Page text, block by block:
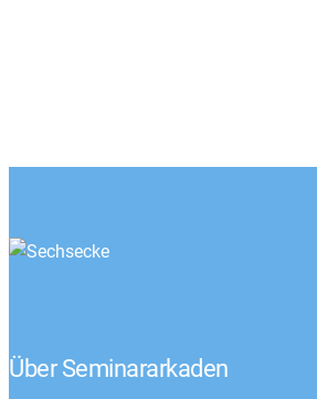
Über Seminararkaden